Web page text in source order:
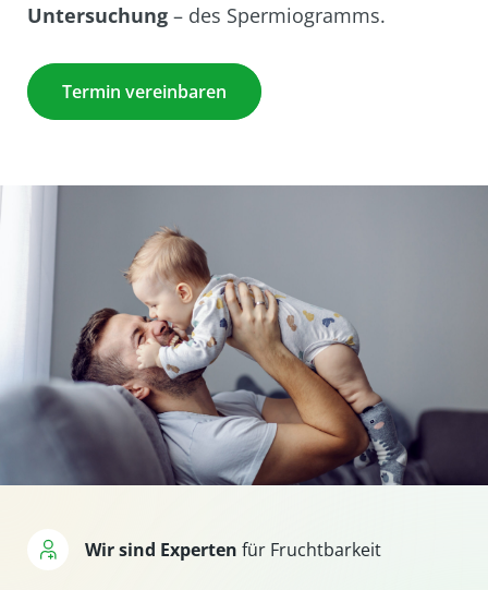
Untersuchung – des Spermiogramms.
Termin vereinbaren
Wir sind Experten für Fruchtbarkeit